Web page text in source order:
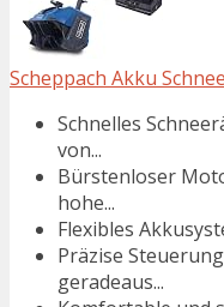
Scheppach Akku
Schnelles
von...
Bürstenloser
hohe...
Flexibles
Präzise
geradeaus...